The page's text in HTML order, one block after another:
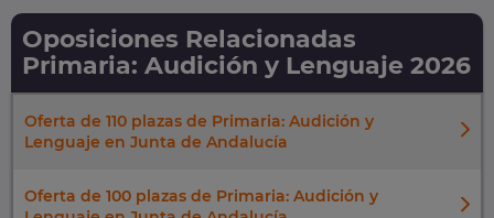
Oposiciones Relacionadas
Primaria: Audición y Lenguaje 2026
Oferta de 110 plazas de Primaria: Audición y
Lenguaje en Junta de Andalucía
Oferta de 100 plazas de Primaria: Audición y